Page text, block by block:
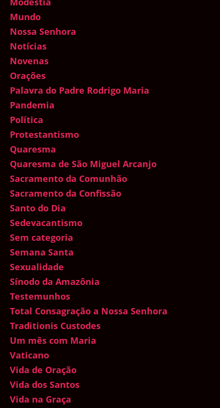
Mundo
Nossa Senhora
Notícias
Novenas
Orações
Palavra do Padre Rodrigo Maria
Pandemia
Política
Protestantismo
Quaresma
Quaresma de São Miguel Arcanjo
Sacramento da Comunhão
Sacramento da Confissão
Santo do Dia
Sedevacantismo
Sem categoria
Semana Santa
Sexualidade
Sínodo da Amazônia
Testemunhos
Total Consagração a Nossa Senhora
Traditionis Custodes
Um mês com Maria
Vaticano
Vida de Oração
Vida dos Santos
Vida na Graça